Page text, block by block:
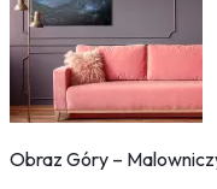
Obraz Góry –